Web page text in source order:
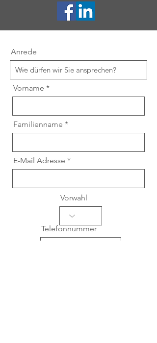
Anrede
Vorname
Familienname
E-Mail Adresse
Vorwahl
Telefonnummer